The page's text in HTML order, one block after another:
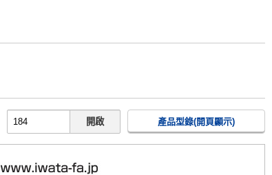
開啟 產品型錄(開頁顯示)